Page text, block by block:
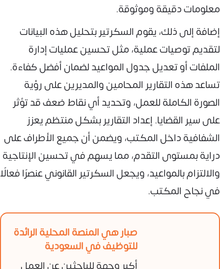
معلومات دقيقة وموثوقة.
إضافة إلى ذلك، يقوم السكرتير بتحليل هذه البيانات
لتقديم توصيات عملية، مثل تحسين عمليات إدارة
الملفات أو تعديل جدول المواعيد لضمان أفضل كفاءة.
تساعد هذه التقارير المحامين والمديرين على رؤية
الصورة الكاملة للعمل، وتحديد أي نقاط ضعف قد تؤثر
على سير القضايا. إعداد التقارير بشكل منتظم يعزز
الشفافية داخل المكتب، ويضمن أن جميع الأطراف على
دراية بمستوى التقدم، مما يسهم في تحسين الإنتاجية
والالتزام بالمواعيد، ويجعل السكرتير القانوني عنصرًا فعالًا
في نجاح المكتب.
صبار هي المنصة المحلية الرائدة
للتوظيف في السعودية